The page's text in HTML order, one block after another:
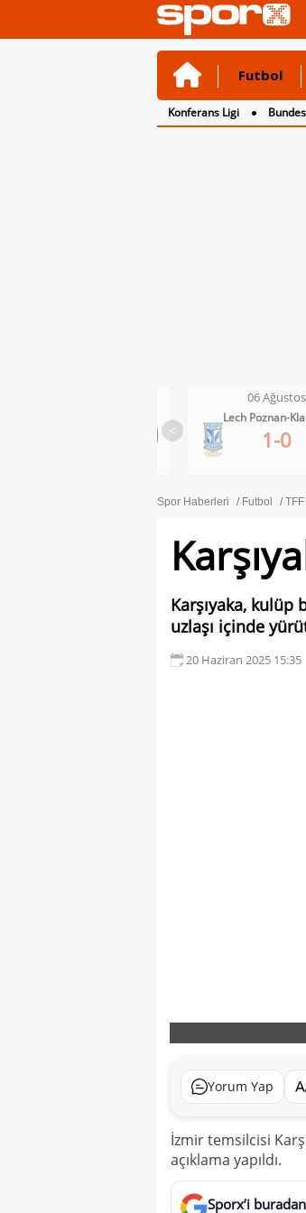
Futbol
Konferans Ligi
2. Lig
3. Lig
<
06 Ağustos
Lech Poznan-
1-0
Spor Haberleri Futbol
Karşıyaka, kulüp
uzlaşı içinde
20 Haziran 2025 15:35
Yorum Yap
İzmir temsilcisi
açıklama yapıldı.
Sporx’i